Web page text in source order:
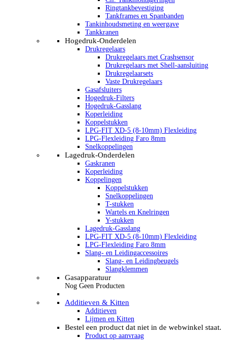
Ringtankbevestiging
Tankframes en Spanbanden
Tankinhoudsmeting en weergave
Tankkranen
Hogedruk-Onderdelen
Drukregelaars
Drukregelaars met Crashsensor
Drukregelaars met Shell-aansluiting
Drukregelaarsets
Vaste Drukregelaars
Gasafsluiters
Hogedruk-Filters
Hogedruk-Gasslang
Koperleiding
Koppelstukken
LPG-FIT XD-5 (8-10mm) Flexleiding
LPG-Flexleiding Faro 8mm
Snelkoppelingen
Lagedruk-Onderdelen
Gaskranen
Koperleiding
Koppelingen
Koppelstukken
Snelkoppelingen
T-stukken
Wartels en Knelringen
Y-stukken
Lagedruk-Gasslang
LPG-FIT XD-5 (8-10mm) Flexleiding
LPG-Flexleiding Faro 8mm
Slang- en Leidingaccessoires
Slang- en Leidingbeugels
Slangklemmen
Gasapparatuur
Nog Geen Producten
Additieven & Kitten
Additieven
Lijmen en Kitten
Bestel een product dat niet in de webwinkel staat.
Product op aanvraag